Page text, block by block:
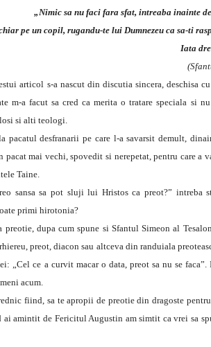
„Nimic sa nu faci fara sfat, intreaba inainte
pe un copil, rugandu-te lui Dumnezeu ca sa-ti
Iata
articol s-a nascut din discutia sincera, deschisa
m-a facut sa cred ca merita o tratare speciala si
si alti teologi.
pacatul desfranarii pe care l-a savarsit demult,
mai vechi, spovedit si nerepetat, pentru care a
Taine.
sansa sa pot sluji lui Hristos ca preot?” intreba
primi hirotonia?
preotie, dupa cum spune si Sfantul Simeon al
preot, diacon sau altceva din randuiala
„Cel ce a curvit macar o data, preot sa nu se faca”.
acum.
fiind, sa te apropii de preotie din dragoste
amintit de Fericitul Augustin am simtit ca vrei sa